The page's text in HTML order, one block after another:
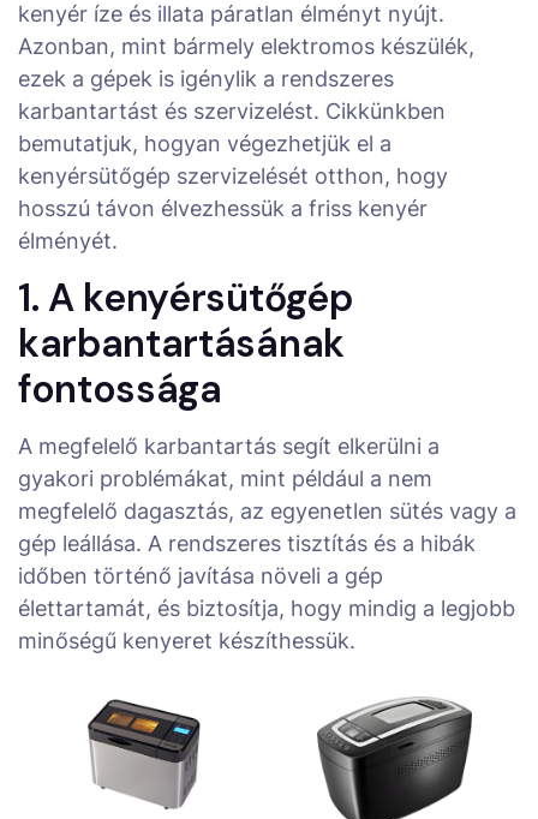
kenyér íze és illata páratlan élményt nyújt.
Azonban, mint bármely elektromos készülék,
ezek a gépek is igénylik a rendszeres
karbantartást és szervizelést. Cikkünkben
bemutatjuk, hogyan végezhetjük el a
kenyérsütőgép szervizelését otthon, hogy
hosszú távon élvezhessük a friss kenyér
élményét.
1. A kenyérsütőgép
karbantartásának
fontossága
A megfelelő karbantartás segít elkerülni a
gyakori problémákat, mint például a nem
megfelelő dagasztás, az egyenetlen sütés vagy a
gép leállása. A rendszeres tisztítás és a hibák
időben történő javítása növeli a gép
élettartamát, és biztosítja, hogy mindig a legjobb
minőségű kenyeret készíthessük.